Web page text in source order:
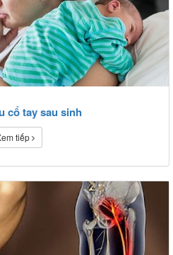
cổ tay sau sinh
tiếp